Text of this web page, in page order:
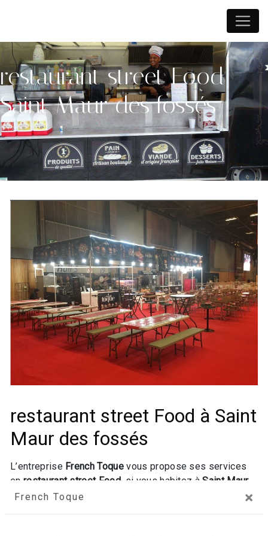
French Toque ×
restaurant street Food
Saint Maur des fossés
restaurant street Food à Saint
Maur des fossés
L’entreprise French Toque vous propose ses services
en restaurant street Food , si vous habitez àSaint Maur
des fossés. Entreprise usant d’une expérience et d’un